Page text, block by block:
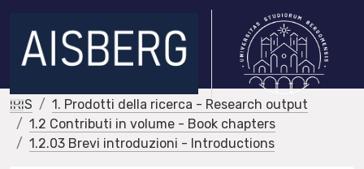
IRIS
1. Prodotti della ricerca - Research output
1.2 Contributi in volume - Book chapters
1.2.03 Brevi introduzioni - Introductions